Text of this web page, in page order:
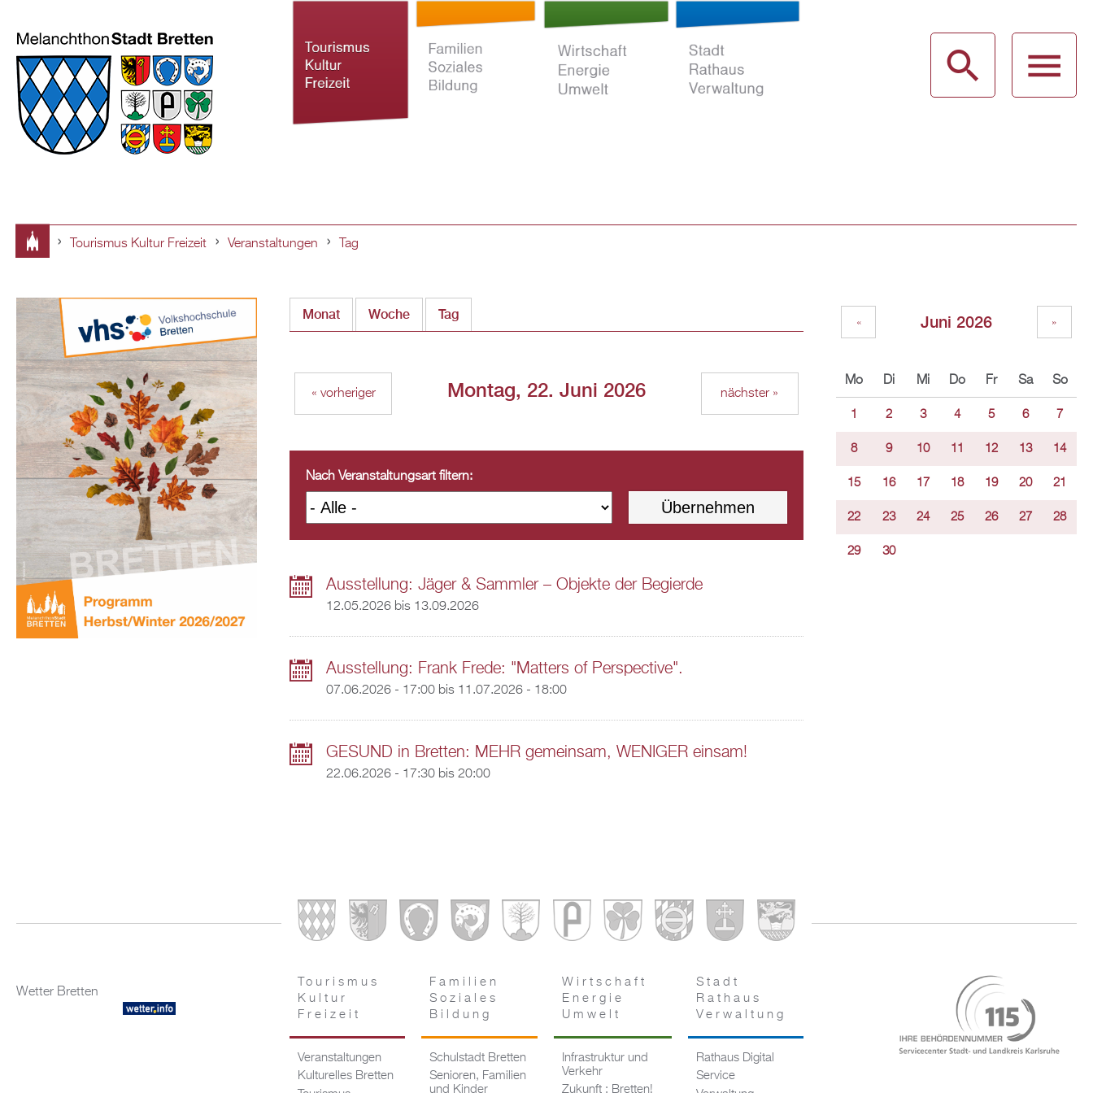
Inhalt
sind
hier
Tourismus Kultur Freizeit Veranstaltungen Tag
Monat Woche Tag
Montag, 22. Juni 2026
« vorheriger nächster »
Nach Veranstaltungsart filtern:
Ausstellung: Jäger & Sammler – Objekte der Begierde
12.05.2026bis 13.09.2026
Ausstellung: Frank Frede: "Matters of Perspective".
07.06.2026 - 17:00bis 11.07.2026 - 18:00
GESUND in Bretten: MEHR gemeinsam, WENIGER einsam!
22.06.2026 - 17:30bis 20:00
Juni 2026
« »
Mo Di Mi Do Fr Sa So
1 2 3 4 5 6 7
8 9 10 11 12 13 14
15 16 17 18 19 20 21
22 23 24 25 26 27 28
29 30
Wetter Bretten
Tourismus
Kultur
Freizeit
Veranstaltungen
Kulturelles Bretten
Familien
Soziales
Bildung
Schulstadt Bretten
Senioren, Familien
und Kinder
Wirtschaft
Energie
Umwelt
Infrastruktur und
Verkehr
Zukunft : Bretten!
Stadt
Rathaus
Verwaltung
Rathaus Digital
Service